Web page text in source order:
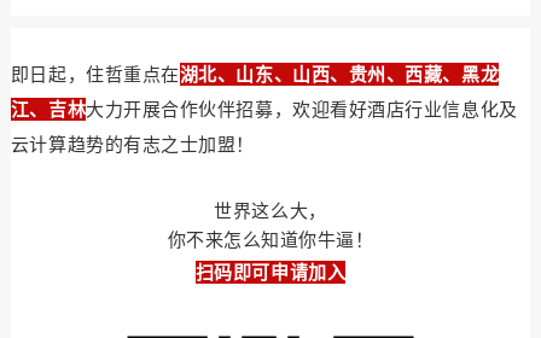
即日起，住哲重点在湖北、山东、山西、贵州、西藏、黑龙
江、吉林大力开展合作伙伴招募，欢迎看好酒店行业信息化及
云计算趋势的有志之士加盟！
世界这么大，
你不来怎么知道你牛逼！
扫码即可申请加入